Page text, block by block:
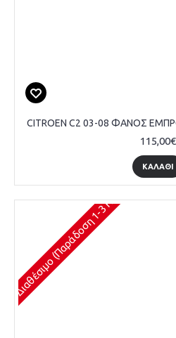
CITROEN C2 03-08 ΦΑΝΟΣ
115,00€
ΚΑΛΆΘΙ
Διαθέσιμο (Παράδοση 1-3 Ημέρες)